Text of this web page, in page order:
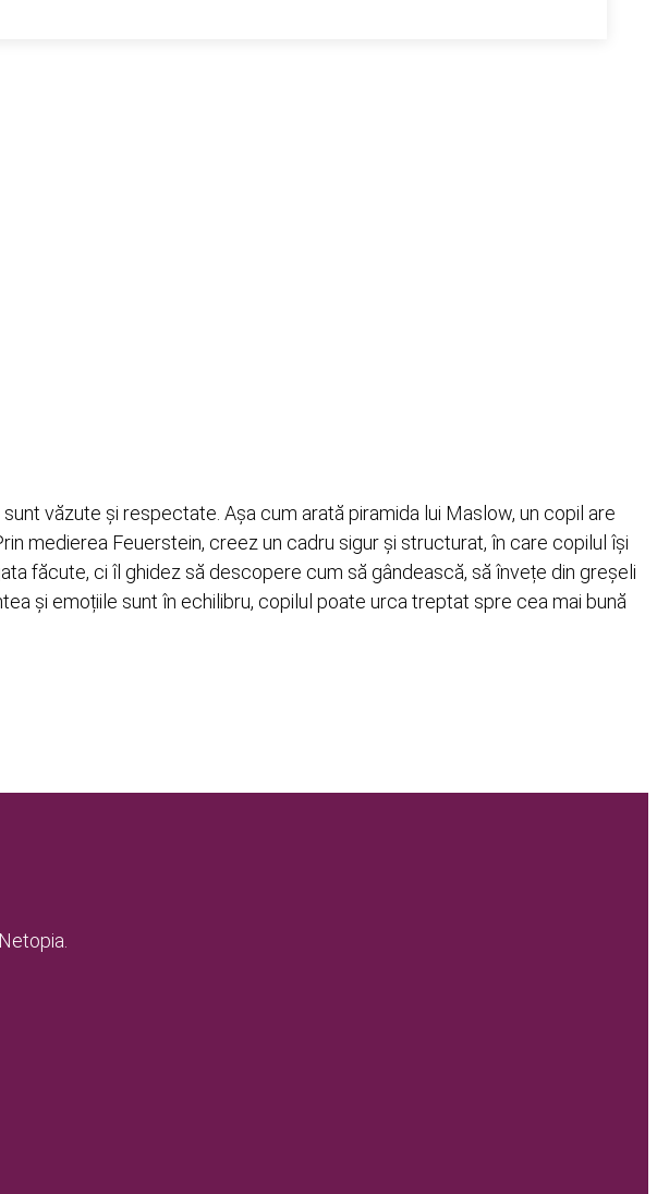
văzute și respectate. Așa cum arată piramida lui Maslow, un copil are
medierea Feuerstein, creez un cadru sigur și structurat, în care copilul își
făcute, ci îl ghidez să descopere cum să gândească, să învețe din greșeli
și emoțiile sunt în echilibru, copilul poate urca treptat spre cea mai bună